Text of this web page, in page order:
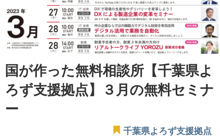
国が作った無料相談所【千葉県よ
ろず支援拠点】３月の無料セミナ
ー
千葉県よろず支援拠点